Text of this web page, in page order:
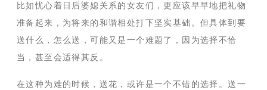
比如忧心着日后婆媳关系的女友们，更应该早早地把礼物
准备起来，为将来的和谐相处打下坚实基础。但具体到要
送什么，怎么送，可能又是一个难题了，因为选择不恰
当，甚至会适得其反。
在这种为难的时候，送花，或许是一个不错的选择。送一